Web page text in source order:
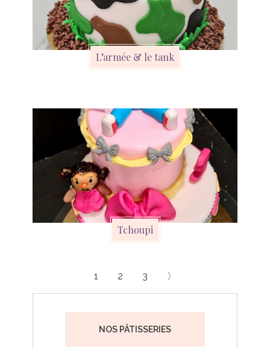
L’armée & le tank
Tchoupi
1 2 3 〉
NOS PÂTISSERIES